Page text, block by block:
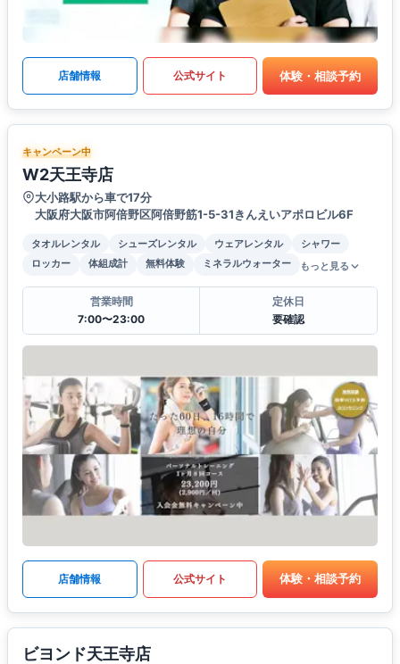
店舗情報 公式サイト 体験・相談予約
キャンペーン中
W2天王寺店
大小路駅から車で17分
大阪府大阪市阿倍野区阿倍野筋1-5-31きんえいアポロビル6F
タオルレンタル シューズレンタル ウェアレンタル
シャワー
ロッカー
体組成計 無料体験 ミネラルウォーター もっと見る
営業時間
7:00〜23:00
定休日
要確認
店舗情報 公式サイト 体験・相談予約
ビヨンド天王寺店